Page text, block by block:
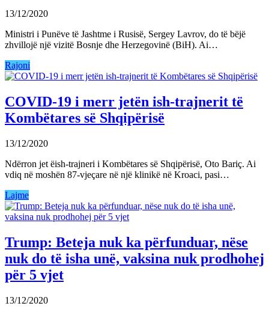
13/12/2020
Ministri i Punëve të Jashtme i Rusisë, Sergey Lavrov, do të bëjë
zhvillojë një vizitë Bosnje dhe Herzegovinë (BiH). Ai…
Rajoni
COVID-19 i merr jetën ish-trajnerit të
Kombëtares së Shqipërisë
13/12/2020
Ndërron jet ëish-trajneri i Kombëtares së Shqipërisë, Oto Bariç. Ai
vdiq në moshën 87-vjeçare në një klinikë në Kroaci, pasi…
Lajme
Trump: Beteja nuk ka përfunduar, nëse
nuk do të isha unë, vaksina nuk prodhohej
për 5 vjet
13/12/2020